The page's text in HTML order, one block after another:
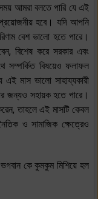
আমরা বলতে পারি যে এই
হবে। যদি আপনি
বেশ ভালো হতে পারে।
বিশেষ করে সরকার এবং
সম্পর্কিত বিষয়েও ফলাফল
মাস ভালো সাহায্যকারী
জন্যও সহায়ক হতে পারে।
তাহলে এই মাসটি কেবল
ও সামাজিক ক্ষেত্রেও
ভগবান কে কুমকুম মিশিয়ে হল